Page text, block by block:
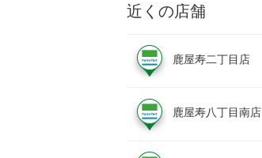
近くの店舗
鹿屋寿二丁目店
鹿屋寿八丁目南店